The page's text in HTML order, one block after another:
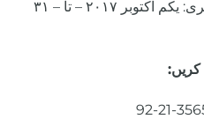
حبیب گرلز اسکول نرسری: یکم اکتوبر ۲۰۱۷ – تا – ۳۱
کریں:
92-21-